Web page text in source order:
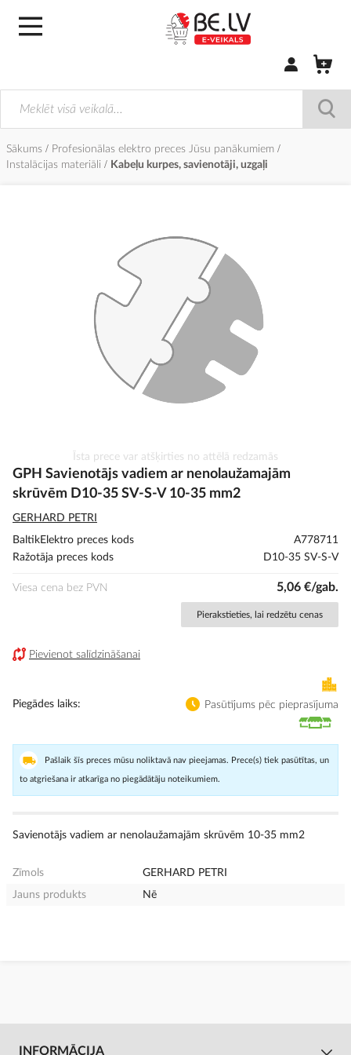
Pierakstīties/
Sākums
Profesionālas elektro preces Jūsu panākumiem
Instalācijas materiāli
Kabeļu kurpes, savienotāji, uzgaļi
uz
galerijas
Īsta prece var atšķirties no attēlā redzamās
GPH Savienotājs vadiem ar nenolaužamajām
skrūvēm D10-35 SV-S-V 10-35 mm2
GERHARD PETRI
BaltikElektro preces kods
A778711
Ražotāja preces kods
D10-35 SV-S-V
Viesa cena bez PVN 5,06 €/gab.
Pierakstieties, lai redzētu cenas
Pievienot salīdzināšanai
Piegādes laiks Pasūtījums pēc pieprasījuma
Pašlaik šīs preces mūsu noliktavā nav pieejamas. Prece(s) tiek pasūtītas, un
to atgriešana ir atkarīga no piegādātāju noteikumiem.
Savienotājs vadiem ar nenolaužamajām skrūvēm 10-35 mm2
Zīmols
GERHARD PETRI
Jauns produkts
Nē
INFORMĀCIJA